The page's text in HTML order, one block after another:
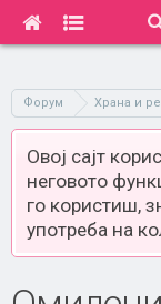
Форум Храна и
Овој сајт
неговото
го користиш,
употреба на